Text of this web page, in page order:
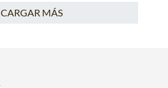
CARGAR MÁS